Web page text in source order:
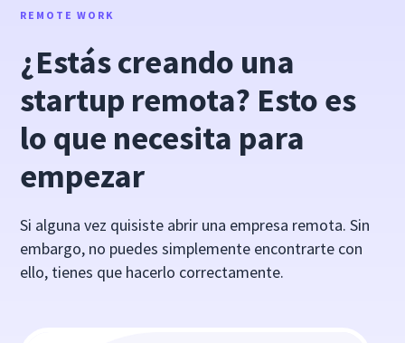
REMOTE WORK
¿Estás creando una
startup remota? Esto es
lo que necesita para
empezar
Si alguna vez quisiste abrir una empresa remota. Sin
embargo, no puedes simplemente encontrarte con
ello, tienes que hacerlo correctamente.